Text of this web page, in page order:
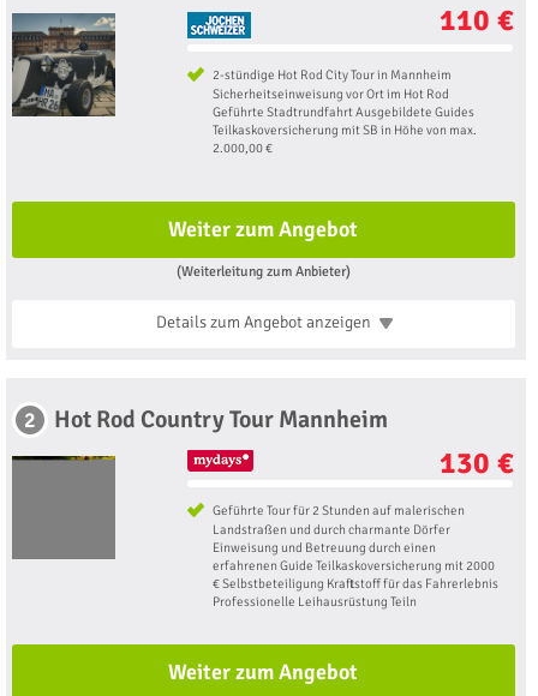
110 €
2-stündige Hot Rod City Tour in Mannheim
Sicherheitseinweisung vor Ort im Hot Rod
Geführte Stadtrundfahrt Ausgebildete Guides
Teilkaskoversicherung mit SB in Höhe von max.
2.000,00 €
Weiter zum Angebot
(Weiterleitung zum Anbieter)
Details zum Angebotanzeigen
2 Hot Rod Country Tour Mannheim
130 €
Geführte Tour für 2 Stunden auf malerischen
Landstraßen und durch charmante Dörfer
Einweisung und Betreuung durch einen
erfahrenen Guide Teilkaskoversicherung mit 2000
€ Selbstbeteiligung Kraftstoff für das Fahrerlebnis
Professionelle Leihausrüstung Teiln
Weiter zum Angebot